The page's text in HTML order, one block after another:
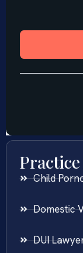
Child
Domestic
DUI